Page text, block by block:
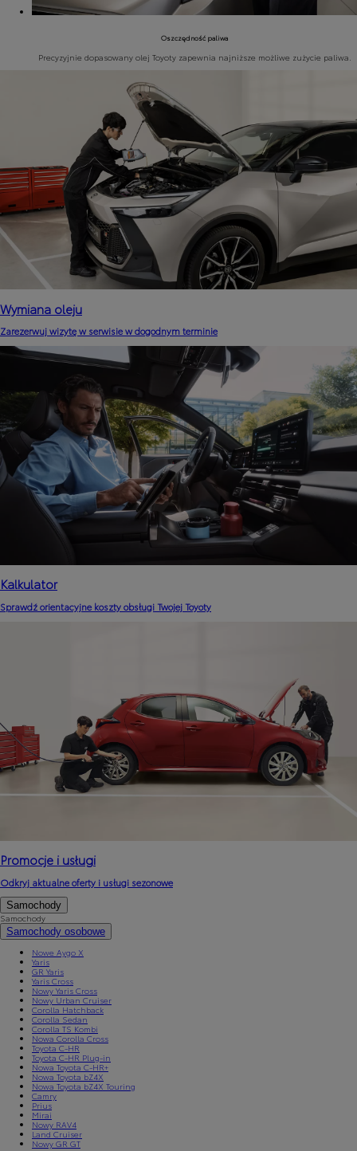
Oszczędność paliwa
Precyzyjnie dopasowany olej Toyoty zapewnia najniższe możliwe zużycie paliwa.
Wymiana oleju
Zarezerwuj wizytę w serwisie w dogodnym terminie
Kalkulator
Sprawdź orientacyjne koszty obsługi Twojej Toyoty
Promocje i usługi
Odkryj aktualne oferty i usługi sezonowe
Samochody
Samochody
Samochody osobowe
Nowe Aygo X
Yaris
GR Yaris
Yaris Cross
Nowy Yaris Cross
Nowy Urban Cruiser
Corolla Hatchback
Corolla Sedan
Corolla TS Kombi
Nowa Corolla Cross
Toyota C-HR
Toyota C-HR Plug-in
Nowa Toyota C-HR+
Nowa Toyota bZ4X
Nowa Toyota bZ4X Touring
Camry
Prius
Mirai
Nowy RAV4
Land Cruiser
Nowy GR GT